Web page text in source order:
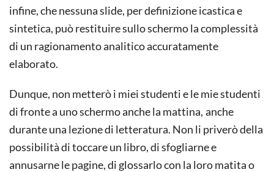
infine, che nessuna slide, per definizione icastica e
sintetica, può restituire sullo schermo la complessità
di un ragionamento analitico accuratamente
elaborato.
Dunque, non metterò i miei studenti e le mie studenti
di fronte a uno schermo anche la mattina, anche
durante una lezione di letteratura. Non li priverò della
possibilità di toccare un libro, di sfogliarne e
annusarne le pagine, di glossarlo con la loro matita o